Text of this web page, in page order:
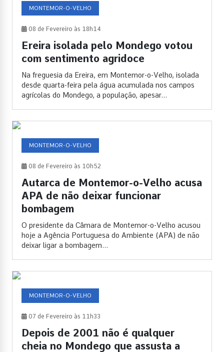
MONTEMOR-O-VELHO
08 de Fevereiro às 18h14
Ereira isolada pelo Mondego votou
com sentimento agridoce
Na freguesia da Ereira, em Montemor-o-Velho, isolada
desde quarta-feira pela água acumulada nos campos
agrícolas do Mondego, a população, apesar...
MONTEMOR-O-VELHO
08 de Fevereiro às 10h52
Autarca de Montemor-o-Velho acusa
APA de não deixar funcionar
bombagem
O presidente da Câmara de Montemor-o-Velho acusou
hoje a Agência Portuguesa do Ambiente (APA) de não
deixar ligar a bombagem...
MONTEMOR-O-VELHO
07 de Fevereiro às 11h33
Depois de 2001 não é qualquer
cheia no Mondego que assusta a